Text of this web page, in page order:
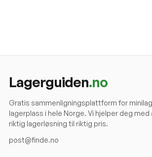
Lagerguiden.no
Gratis sammenligningsplattform for
lagerplass i hele Norge. Vi hjelper deg med
riktig lagerløsning til riktig pris.
post@finde.no